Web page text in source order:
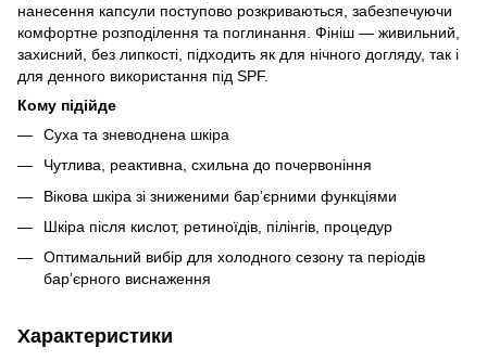
нанесення капсули поступово розкриваються, забезпечуючи
комфортне розподілення та поглинання. Фініш — живильний,
захисний, без липкості, підходить як для нічного догляду, так і
для денного використання під SPF.
Кому підійде
Суха та зневоднена шкіра
Чутлива, реактивна, схильна до почервоніння
Вікова шкіра зі зниженими барʼєрними функціями
Шкіра після кислот, ретиноїдів, пілінгів, процедур
Оптимальний вибір для холодного сезону та періодів
барʼєрного виснаження
Характеристики